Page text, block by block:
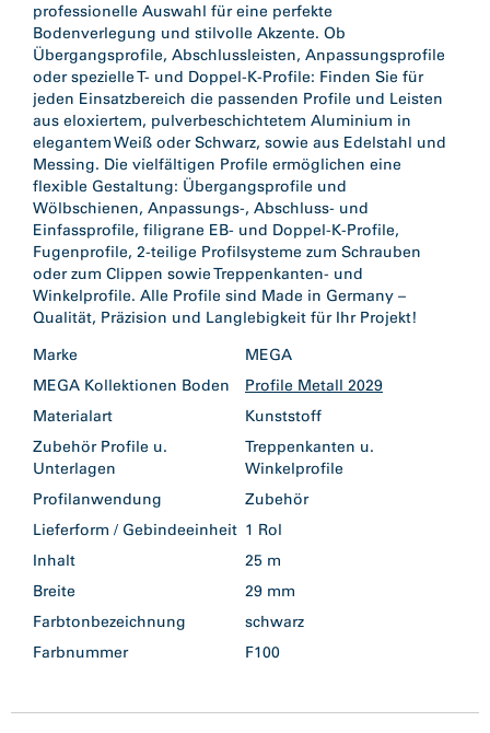
professionelle Auswahl für eine perfekte
Bodenverlegung und stilvolle Akzente. Ob
Übergangsprofile, Abschlussleisten, Anpassungsprofile
oder spezielle T- und Doppel-K-Profile: Finden Sie für
jeden Einsatzbereich die passenden Profile und Leisten
aus eloxiertem, pulverbeschichtetem Aluminium in
elegantem Weiß oder Schwarz, sowie aus Edelstahl und
Messing. Die vielfältigen Profile ermöglichen eine
flexible Gestaltung: Übergangsprofile und
Wölbschienen, Anpassungs-, Abschluss- und
Einfassprofile, filigrane EB- und Doppel-K-Profile,
Fugenprofile, 2-teilige Profilsysteme zum Schrauben
oder zum Clippen sowie Treppenkanten- und
Winkelprofile. Alle Profile sind Made in Germany –
Qualität, Präzision und Langlebigkeit für Ihr Projekt!
Marke
MEGA
MEGA Kollektionen Boden
Profile Metall 2029
Materialart
Kunststoff
Zubehör Profile u.
Unterlagen
Treppenkanten u.
Winkelprofile
Profilanwendung
Zubehör
Lieferform / Gebindeeinheit 1 Rol
Inhalt
25 m
Breite
29 mm
Farbtonbezeichnung
schwarz
Farbnummer
F100